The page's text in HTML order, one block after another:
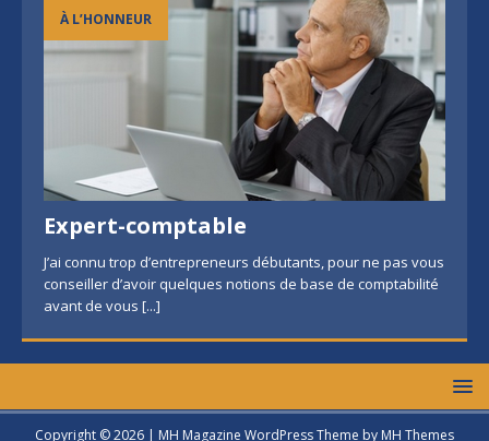
À L’HONNEUR
Expert-comptable
J’ai connu trop d’entrepreneurs débutants, pour ne pas vous
conseiller d’avoir quelques notions de base de comptabilité
avant de vous [...]
Copyright © 2026 | MH Magazine WordPress Theme by MH Themes